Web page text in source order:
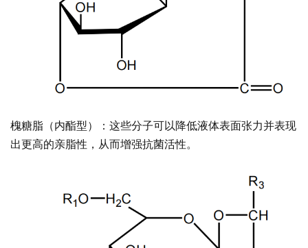
槐糖脂（内酯型）
：这些分子可以降低液体表面张力并表现
出更高的亲脂性，从而增强抗菌活性。